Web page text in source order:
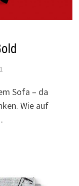
1
Sofa – da
Wie auf